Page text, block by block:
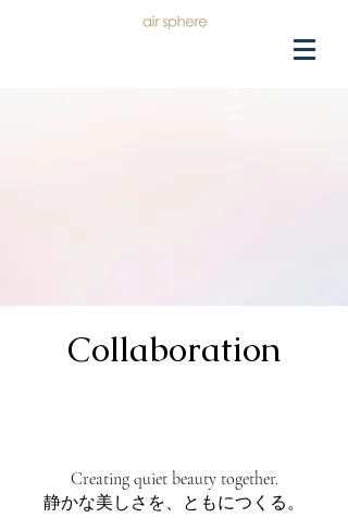
​Collaboration
Creating quiet beauty together.
静かな美しさを、ともにつくる。